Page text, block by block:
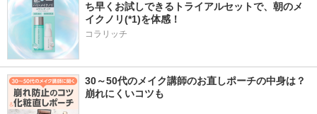
ち早くお試しできるトライアルセットで、朝のメ
イクノリ(*1)を体感！
コラリッチ
30～50代のメイク講師のお直しポーチの中身は？
崩れにくいコツも